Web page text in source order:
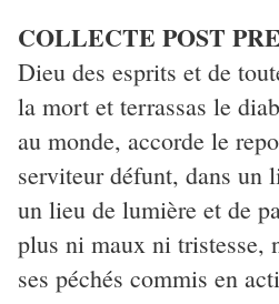
COLLECTE POST
Dieu des esprits et de
la mort et terrassas le
au monde, accorde le
serviteur défunt, dans un
un lieu de lumière et de
plus ni maux ni tristesse,
ses péchés commis en